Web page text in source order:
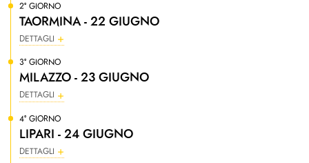
2° GIORNO
TAORMINA - 22 GIUGNO
DETTAGLI
3° GIORNO
MILAZZO - 23 GIUGNO
DETTAGLI
4° GIORNO
LIPARI - 24 GIUGNO
DETTAGLI